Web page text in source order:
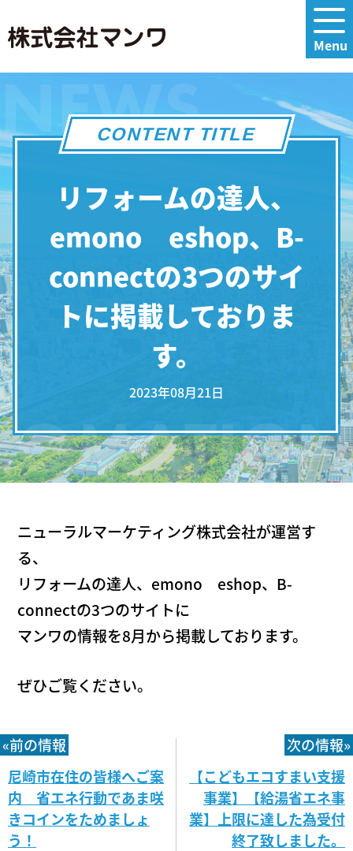
NEWS
CONTENT TITLE
リフォームの達人、
emono eshop、B-
connectの3つのサイ
トに掲載しておりま
す。
2023年08月21日
ニューラルマーケティング株式会社が運営す
る、
リフォームの達人、emono eshop、B-
connectの3つのサイトに
マンワの情報を8月から掲載しております。
ぜひご覧ください。
«前の情報
尼崎市在住の皆様へご案
内 省エネ行動であま咲
きコインをためましょ
う！
次の情報»
【こどもエコすまい支援
事業】【給湯省エネ事
業】上限に達した為受付
終了致しました。